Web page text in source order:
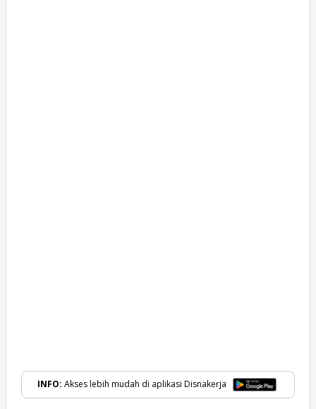
INFO: Akses lebih mudah di aplikasi Disnakerja